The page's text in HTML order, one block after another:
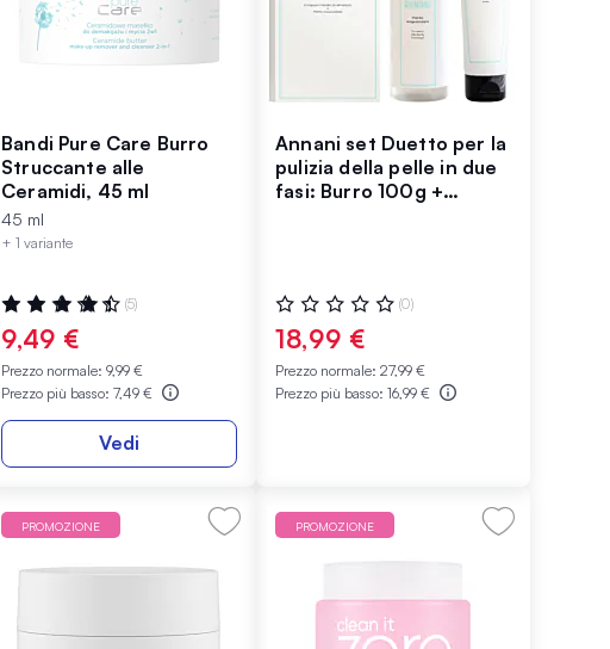
Bandi Pure Care Burro
Struccante alle
Ceramidi, 45 ml
45 ml
+ 1 variante
Valutazione:
92%
(5)
9,49 €
Prezzo normale: 9,99 €
Prezzo più basso: 7,49 €
Vedi
Annani set Duetto per la
pulizia della pelle in due
fasi: Burro 100g +
Valutazione:
0%
(0)
18,99 €
Prezzo normale: 27,99 €
Prezzo più basso: 16,99 €
PROMOZIONE PROMOZIONE